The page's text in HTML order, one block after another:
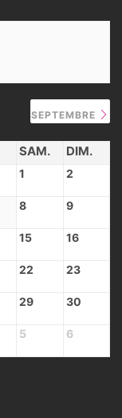
SEPTEMBRE
SAM. DIM.
1 2
8 9
15 16
22 23
29 30
5 6